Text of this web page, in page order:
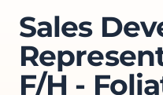
Sales
F/H -